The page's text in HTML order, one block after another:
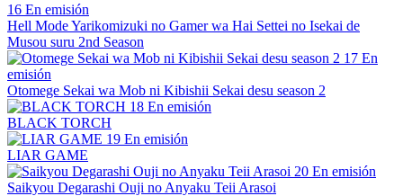
16 En emisión
Hell Mode Yarikomizuki no Gamer wa Hai Settei no Isekai de
Musou suru 2nd Season
17 En
emisión
Otomege Sekai wa Mob ni Kibishii Sekai desu season 2
18 En emisión
BLACK TORCH
19 En emisión
LIAR GAME
20 En emisión
Saikyou Degarashi Ouji no Anyaku Teii Arasoi